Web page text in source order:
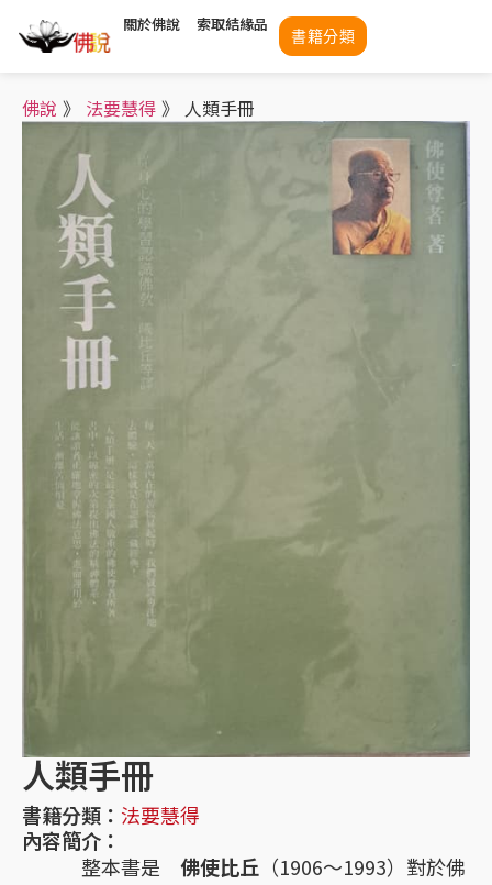
關於佛說 索取結緣品
書籍分類
佛說 》 法要慧得 》 人類手冊
人類手冊
書籍分類： 法要慧得
內容簡介：
整本書是 佛使比丘 （1906～1993）對於佛